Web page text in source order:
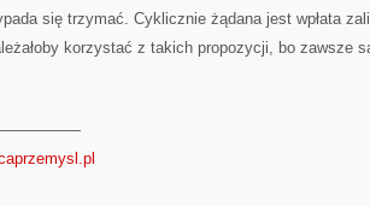
się trzymać. Cyklicznie żądana jest wpłata
korzystać z takich propozycji, bo zawsze